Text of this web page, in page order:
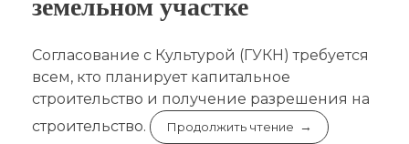
Согласование с Культурой (ГУКН) требуется
всем, кто планирует капитальное
строительство и получение разрешения на
строительство.
Продолжить чтение